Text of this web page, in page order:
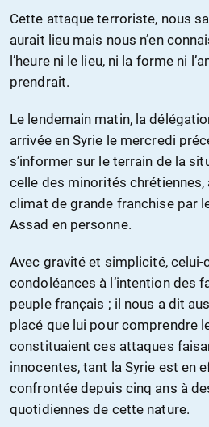
Cette attaque terroriste, nous
aurait lieu mais nous n’en
l’heure ni le lieu, ni la forme ni
prendrait.
Le lendemain matin, la
arrivée en Syrie le mercredi
s’informer sur le terrain de la
celle des minorités chrétiennes,
climat de grande franchise par
Assad en personne.
Avec gravité et simplicité, celui-
condoléances à l’intention des
peuple français ; il nous a dit
placé que lui pour comprendre
constituaient ces attaques
innocentes, tant la Syrie est en
confrontée depuis cinq ans à
quotidiennes de cette nature.